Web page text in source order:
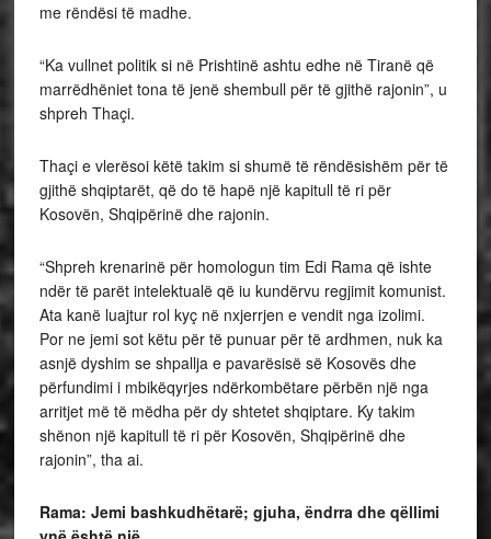
me rëndësi të madhe.
“Ka vullnet politik si në Prishtinë ashtu edhe në Tiranë që
marrëdhëniet tona të jenë shembull për të gjithë rajonin”, u
shpreh Thaçi.
Thaçi e vlerësoi këtë takim si shumë të rëndësishëm për të
gjithë shqiptarët, që do të hapë një kapitull të ri për
Kosovën, Shqipërinë dhe rajonin.
“Shpreh krenarinë për homologun tim Edi Rama që ishte
ndër të parët intelektualë që iu kundërvu regjimit komunist.
Ata kanë luajtur rol kyç në nxjerrjen e vendit nga izolimi.
Por ne jemi sot këtu për të punuar për të ardhmen, nuk ka
asnjë dyshim se shpallja e pavarësisë së Kosovës dhe
përfundimi i mbikëqyrjes ndërkombëtare përbën një nga
arritjet më të mëdha për dy shtetet shqiptare. Ky takim
shënon një kapitull të ri për Kosovën, Shqipërinë dhe
rajonin”, tha ai.
Rama: Jemi bashkudhëtarë; gjuha, ëndrra dhe qëllimi